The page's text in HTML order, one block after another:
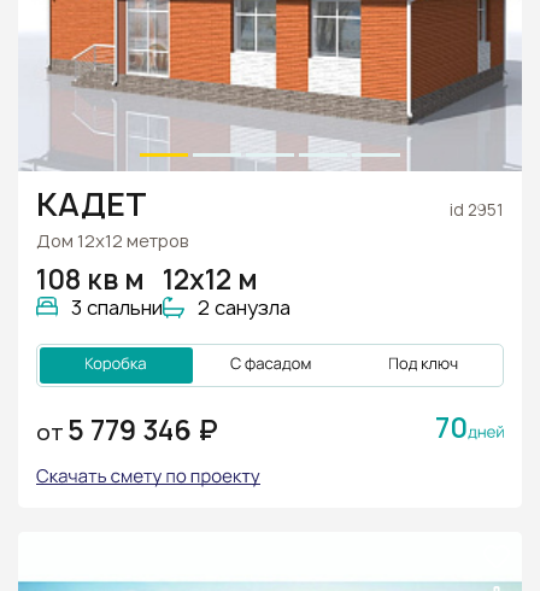
КАДЕТ id 2951
Дом 12х12 метров
108 кв м
3 спальни
12х12 м
2 санузла
ОТ 5 779 346 ₽ 70